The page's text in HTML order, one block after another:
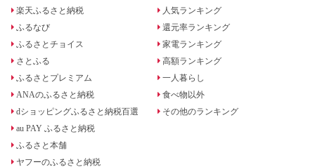
楽天ふるさと納税
ふるなび
ふるさとチョイス
さとふる
ふるさとプレミアム
ANAのふるさと納税
dショッピングふるさと納税百選
au PAY ふるさと納税
ふるさと本舗
ヤフーのふるさと納税
人気ランキング
還元率ランキング
家電ランキング
高額ランキング
一人暮らし
食べ物以外
その他のランキング